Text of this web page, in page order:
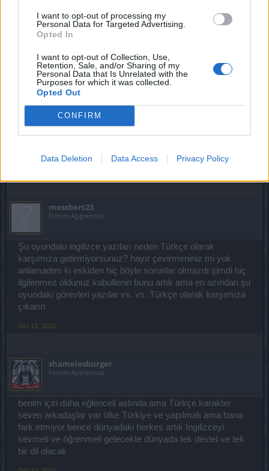
I want to opt-out of processing my
Personal Data for Targeted Advertising.
Opted In
I want to opt-out of Collection, Use,
Retention, Sale, and/or Sharing of my
Personal Data that Is Unrelated with the
Purposes for which it was collected.
Opted Out
CONFIRM
Data Deletion Data Access Privacy Policy
Oyun yönetimi sanırım Türkçe çeviri yapacak personel bulmakta
zorlanıyor yeni gelen itemler, malzemeler ve etkinlikler tamamen
ingilizce bu konu hakkında bir iyileştirme olacak mı? Bu soruma
cevap verebilecek türk moderatör kalmışsa tabi var mı?
Merhabanitroo ,
Bahsettiğiniz durumu merkeze ileteceğimizden emin
farkındayız. Yeni gelen içeriklerin Türkçeleştirilmesi bazen
zaman alabilmektedir. Geri bildiriminiz için teşekkür ederiz.
mossbert23
Forum Apprentice
Şu oyundaki ingilizce yazıları neden Türkçe olarak
karşımıza getirmiyorsunuz? hayır çevirmeniniz mi yok
anlamadım ki eskiden hiç böyle sorunlar olmazdı şimdi hiç
ilgilenmez oldunuz kabullenin bunu artık ama en azından şu
oyundaki görevleri yazılar vs. vs. Türkçe olarak karşımıza
çıkarın
Oct 13, 2022
shamelesburger
Forum Apprentice
benim için daha eğlenceli aslında ama Türkçe karakter
seven arkadaşlar var ülke Türkiye ve yapılmalı ama bana
fark etmiyor bence dünyadaki herkes artık İngilizceyi
sevmeli ve öğrenmeli gelecekte dünyada tek devlet ve tek
bir dil olacak